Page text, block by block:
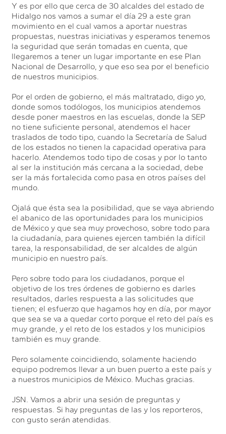
Y es por ello que cerca de 30 alcaldes del estado de
Hidalgo nos vamos a sumar el día 29 a este gran
movimiento en el cual vamos a aportar nuestras
propuestas, nuestras iniciativas y esperamos tenemos
la seguridad que serán tomadas en cuenta, que
llegaremos a tener un lugar importante en ese Plan
Nacional de Desarrollo, y que eso sea por el beneficio
de nuestros municipios.
Por el orden de gobierno, el más maltratado, digo yo,
donde somos todólogos, los municipios atendemos
desde poner maestros en las escuelas, donde la SEP
no tiene suficiente personal, atendemos el hacer
traslados de todo tipo, cuando la Secretaría de Salud
de los estados no tienen la capacidad operativa para
hacerlo. Atendemos todo tipo de cosas y por lo tanto
al ser la institución más cercana a la sociedad, debe
ser la más fortalecida como pasa en otros países del
mundo.
Ojalá que ésta sea la posibilidad, que se vaya abriendo
el abanico de las oportunidades para los municipios
de México y que sea muy provechoso, sobre todo para
la ciudadanía, para quienes ejercen también la difícil
tarea, la responsabilidad, de ser alcaldes de algún
municipio en nuestro país.
Pero sobre todo para los ciudadanos, porque el
objetivo de los tres órdenes de gobierno es darles
resultados, darles respuesta a las solicitudes que
tienen; el esfuerzo que hagamos hoy en día, por mayor
que sea se va a quedar corto porque el reto del país es
muy grande, y el reto de los estados y los municipios
también es muy grande.
Pero solamente coincidiendo, solamente haciendo
equipo podremos llevar a un buen puerto a este país y
a nuestros municipios de México. Muchas gracias.
JSN. Vamos a abrir una sesión de preguntas y
respuestas. Si hay preguntas de las y los reporteros,
con gusto serán atendidas.